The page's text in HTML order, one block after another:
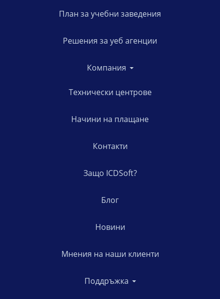
План за учебни заведения
Решения за уеб агенции
Компания
Технически центрове
Начини на плащане
Контакти
Защо ICDSoft?
Блог
Новини
Мнения на наши клиенти
Поддръжка